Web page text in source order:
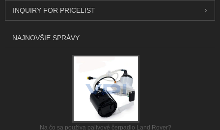
INQUIRY FOR PRICELIST
NAJNOVŠIE SPRÁVY
Na čo sa používa palivové čerpadlo Land Rover?